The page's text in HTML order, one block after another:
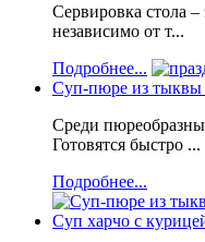
Сервировка стола
независимо от т...
Подробнее...
Суп-пюре из тыквы
Среди
Готовятся быстро ...
Подробнее...
Суп харчо с